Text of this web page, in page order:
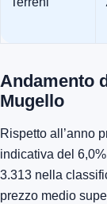
Andamento
Mugello
Rispetto all’anno
indicativa del
3.313 nella
prezzo medio